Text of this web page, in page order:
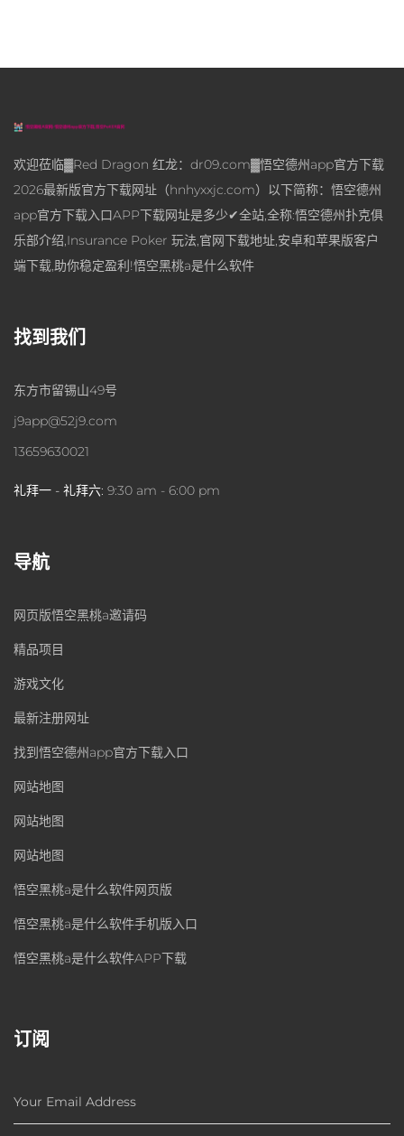
欢迎莅临▓Red Dragon 红龙：dr09.com▓悟空德州app官方下载
2026最新版官方下载网址（hnhyxxjc.com）以下简称：悟空德州
app官方下载入口APP下载网址是多少✔全站,全称:悟空德州扑克俱
乐部介绍,Insurance Poker 玩法,官网下载地址,安卓和苹果版客户
端下载,助你稳定盈利!悟空黑桃a是什么软件
找到我们
东方市留锡山49号
j9app@52j9.com
13659630021
礼拜一 - 礼拜六: 9:30 am - 6:00 pm
导航
网页版悟空黑桃a邀请码
精品项目
游戏文化
最新注册网址
找到悟空德州app官方下载入口
网站地图
网站地图
网站地图
悟空黑桃a是什么软件网页版
悟空黑桃a是什么软件手机版入口
悟空黑桃a是什么软件APP下载
订阅
Your Email Address